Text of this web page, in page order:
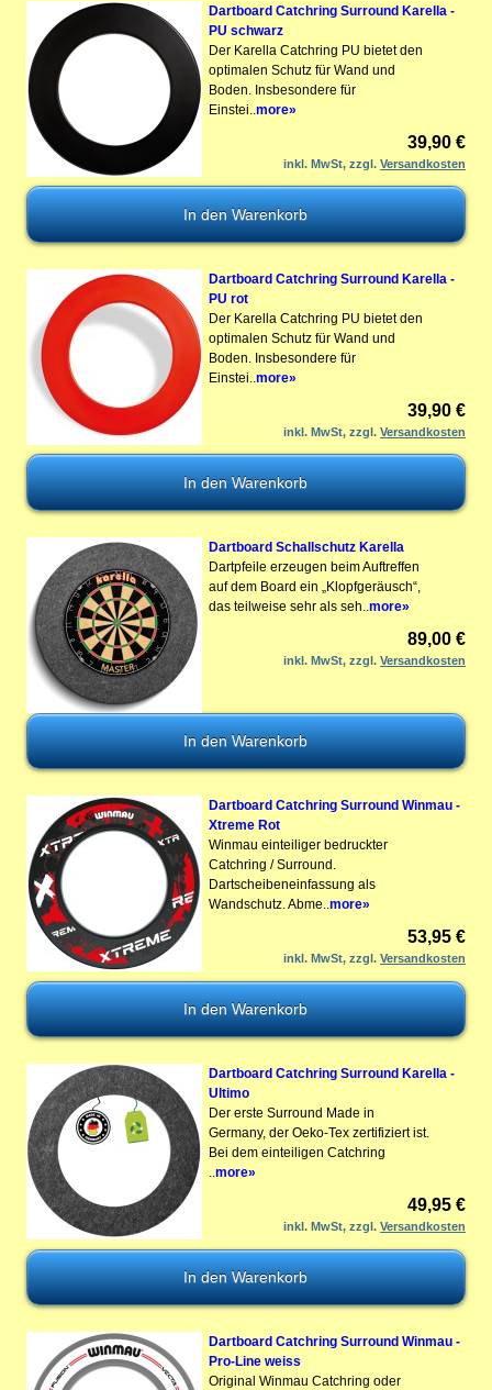
Dartboard Catchring Surround Karella -
PU schwarz
Der Karella Catchring PU bietet den
optimalen Schutz für Wand und
Boden. Insbesondere für
Einstei.. more»
39,90 €
inkl. MwSt, zzgl.Versandkosten
Dartboard Catchring Surround Karella -
PU rot
Der Karella Catchring PU bietet den
optimalen Schutz für Wand und
Boden. Insbesondere für
Einstei.. more»
39,90 €
inkl. MwSt, zzgl.Versandkosten
Dartboard Schallschutz Karella
Dartpfeile erzeugen beim Auftreffen
auf dem Board ein „Klopfgeräusch“,
das teilweise sehr als seh.. more»
89,00 €
inkl. MwSt, zzgl.Versandkosten
Dartboard Catchring Surround Winmau -
Xtreme Rot
Winmau einteiliger bedruckter
Catchring / Surround.
Dartscheibeneinfassung als
Wandschutz. Abme..more»
53,95 €
inkl. MwSt, zzgl.Versandkosten
Dartboard Catchring Surround Karella -
Ultimo
Der erste Surround Made in
Germany, der Oeko-Tex zertifiziert ist.
Bei dem einteiligen Catchring
..more»
49,95 €
inkl. MwSt, zzgl.Versandkosten
Dartboard Catchring Surround Winmau -
Pro-Line weiss
Original Winmau Catchring oder